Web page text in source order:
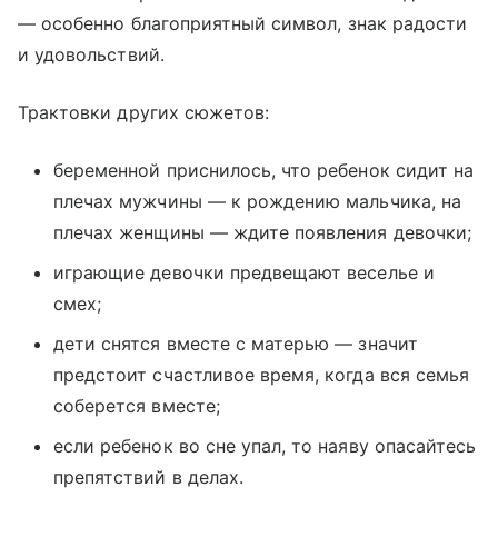
— особенно благоприятный символ, знак радости
и удовольствий.
Трактовки других сюжетов:
беременной приснилось, что ребенок сидит на
плечах мужчины — к рождению мальчика, на
плечах женщины — ждите появления девочки;
играющие девочки предвещают веселье и
смех;
дети снятся вместе с матерью — значит
предстоит счастливое время, когда вся семья
соберется вместе;
если ребенок во сне упал, то наяву опасайтесь
препятствий в делах.